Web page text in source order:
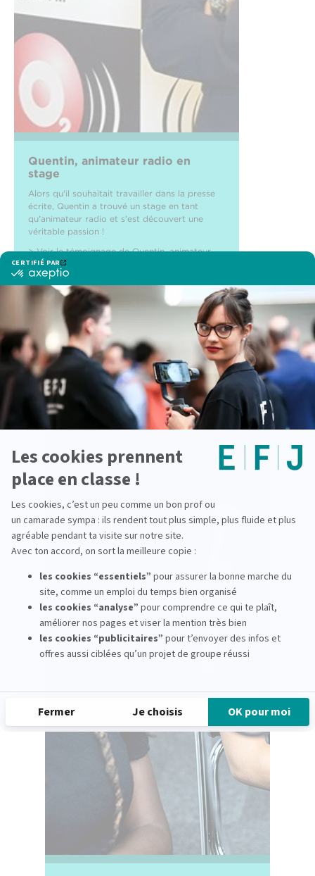
Quentin, animateur radio en
stage
Alors qu'il souhaitait travailler dans la presse
écrite, Quentin a trouvé un stage en tant
qu'animateur radio et s'est découvert une
véritable passion !
>Voir le témoignage de Quentin, animateur
radio